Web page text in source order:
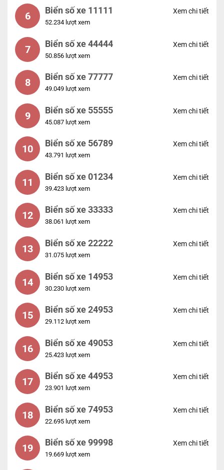
6 Biển số xe 11111
52.234 lượt xem
Xem chi tiết
7 Biển số xe 44444
50.856 lượt xem
Xem chi tiết
8 Biển số xe 77777
49.049 lượt xem
Xem chi tiết
9 Biển số xe 55555
45.087 lượt xem
Xem chi tiết
10 Biển số xe 56789
43.791 lượt xem
Xem chi tiết
11 Biển số xe 01234
39.423 lượt xem
Xem chi tiết
12 Biển số xe 33333
38.061 lượt xem
Xem chi tiết
13 Biển số xe 22222
31.075 lượt xem
Xem chi tiết
14 Biển số xe 14953
30.230 lượt xem
Xem chi tiết
15 Biển số xe 24953
29.112 lượt xem
Xem chi tiết
16 Biển số xe 49053
25.423 lượt xem
Xem chi tiết
17 Biển số xe 44953
23.901 lượt xem
Xem chi tiết
18 Biển số xe 74953
22.695 lượt xem
Xem chi tiết
19 Biển số xe 99998
19.669 lượt xem
Xem chi tiết